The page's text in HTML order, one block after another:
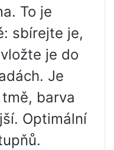
To je
sbírejte je,
je do
Je
barva
Optimální